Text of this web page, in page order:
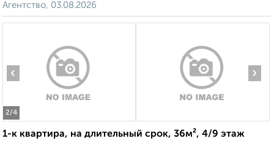
Агентство, 03.08.2026
2/4
‹ ›
1-к квартира, на длительный срок, 36м², 4/9 этаж